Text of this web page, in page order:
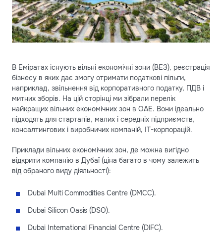
В Еміратах існують вільні економічні зони (ВЕЗ), реєстрація
бізнесу в яких дає змогу отримати податкові пільги,
наприклад, звільнення від корпоративного податку, ПДВ і
митних зборів. На цій сторінці ми зібрали перелік
найкращих вільних економічних зон в ОАЕ. Вони ідеально
підходять для стартапів, малих і середніх підприємств,
консалтингових і виробничих компаній, IT-корпорацій.
Приклади вільних економічних зон, де можна вигідно
відкрити компанію в Дубаї (ціна багато в чому залежить
від обраного виду діяльності):
Dubai Multi Commodities Centre (DMCC).
Dubai Silicon Oasis (DSO).
Dubai International Financial Centre (DIFC).